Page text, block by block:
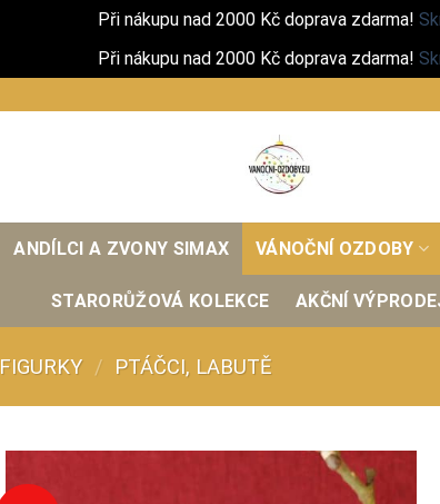
Při nákupu nad 2000 Kč doprava zdarma!
Při nákupu nad 2000 Kč doprava zdarma!
ANDÍLCI A ZVONY SIMAX VÁNOČNÍ OZDOBY
STARORŮŽOVÁ KOLEKCE AKČNÍ
FIGURKY / PTÁČCI, LABUTĚ